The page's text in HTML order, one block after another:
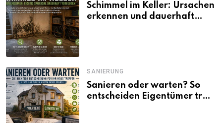
Schimmel im Keller: Ursachen
erkennen und dauerhaft
SANIERUNG
Sanieren oder warten? So
entscheiden Eigentümer trotz